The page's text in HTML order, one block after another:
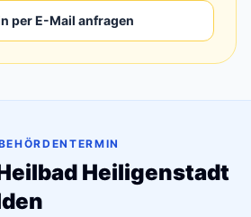
per E-Mail anfragen
Heiligenstadt